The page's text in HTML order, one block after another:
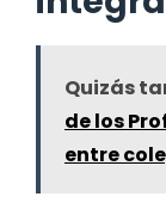
Quizás
de los
entre